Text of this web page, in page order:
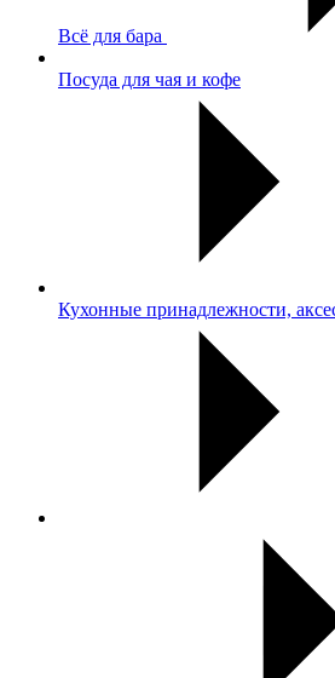
Всё для бара
Посуда для чая и кофе
Кухонные принадлежности,